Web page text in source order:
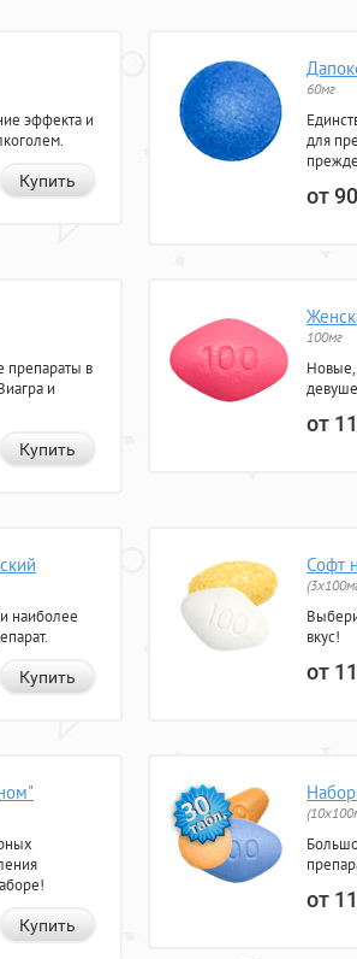
эффекта и
Купить
60мг
для
от
препараты в
и
Купить
100мг
от
наиболее
Купить
Софт
вкус!
от
Купить
от